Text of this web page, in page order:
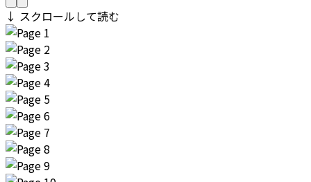
↓ スクロールして読む